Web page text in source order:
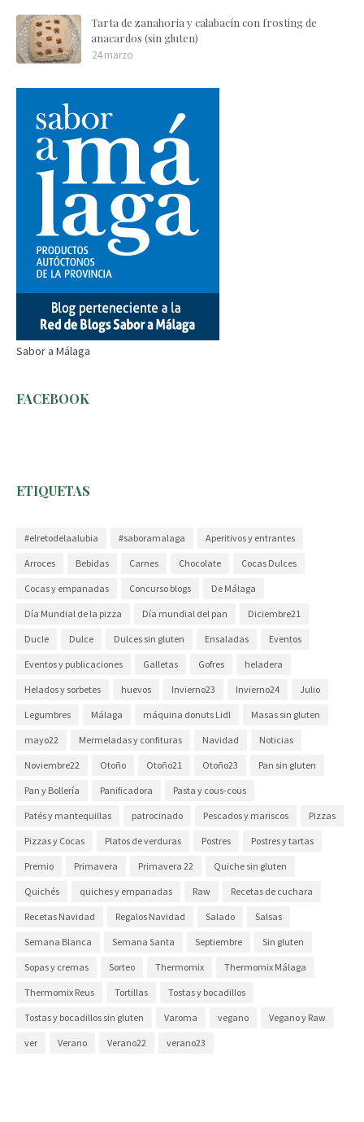
Tarta de zanahoria y calabacín con frosting de
anacardos (sin gluten)
24 marzo
Sabor a Málaga
FACEBOOK
ETIQUETAS
#elretodelaalubia #saboramalaga Aperitivos y entrantes
Arroces Bebidas Carnes Chocolate Cocas Dulces
Cocas y empanadas Concurso blogs De Málaga
Día Mundial de la pizza Día mundial del pan Diciembre21
Ducle Dulce Dulces sin gluten Ensaladas Eventos
Eventos y publicaciones Galletas Gofres heladera
Helados y sorbetes huevos Invierno23 Invierno24 Julio
Legumbres Málaga máquina donuts Lidl Masas sin gluten
mayo22 Mermeladas y confituras Navidad Noticias
Noviembre22 Otoño Otoño21 Otoño23 Pan sin gluten
Pan y Bollería Panificadora Pasta y cous-cous
Patés y mantequillas patrocinado Pescados y mariscos Pizzas
Pizzas y Cocas Platos de verduras Postres Postres y tartas
Premio Primavera Primavera 22 Quiche sin gluten
Quichés quiches y empanadas Raw Recetas de cuchara
Recetas Navidad Regalos Navidad Salado Salsas
Semana Blanca Semana Santa Septiembre Sin gluten
Sopas y cremas Sorteo Thermomix Thermomix Málaga
Thermomix Reus Tortillas Tostas y bocadillos
Tostas y bocadillos sin gluten Varoma vegano Vegano y Raw
ver Verano Verano22 verano23